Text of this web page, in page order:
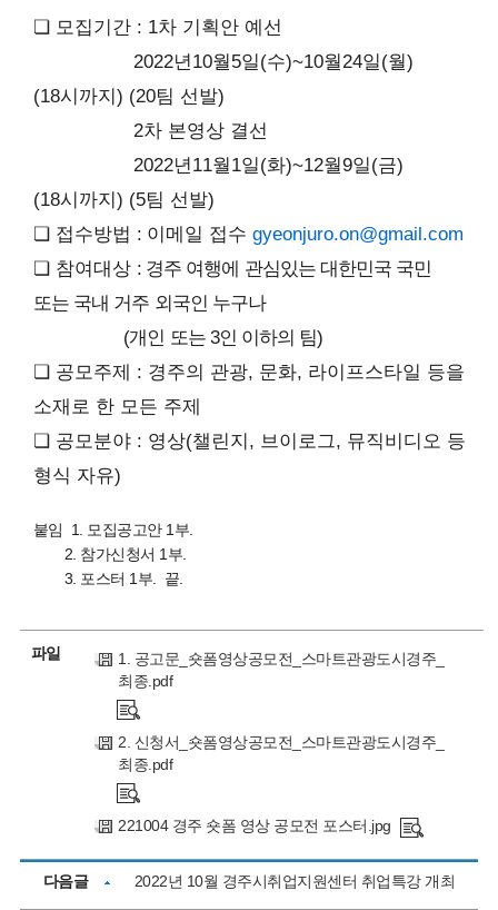
❏ 모집기간 : 1차 기획안 예선
2022년10월5일(수)~10월24일(월)
(18시까지) (20팀 선발)
2차 본영상 결선
2022년11월1일(화)~12월9일(금)
(18시까지) (5팀 선발)
❏ 접수방법 : 이메일 접수 gyeonjuro.on@gmail.com
❏ 참여대상 : 경주 여행에 관심있는 대한민국 국민
또는 국내 거주 외국인 누구나
(개인 또는 3인 이하의 팀)
❏ 공모주제 : 경주의 관광, 문화, 라이프스타일 등을
소재로 한 모든 주제
❏ 공모분야 : 영상(챌린지, 브이로그, 뮤직비디오 등
형식 자유)
붙임 1. 모집공고안 1부.
2. 참가신청서 1부.
3. 포스터 1부. 끝.
파일
1. 공고문_숏폼영상공모전_스마트관광도시경주_
최종.pdf
2. 신청서_숏폼영상공모전_스마트관광도시경주_
최종.pdf
221004 경주 숏폼 영상 공모전 포스터.jpg
다음글 2022년 10월 경주시취업지원센터 취업특강 개최